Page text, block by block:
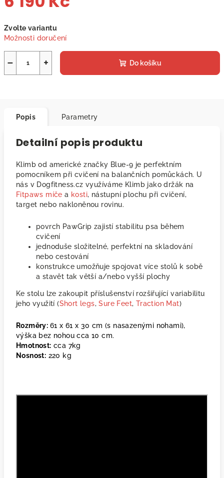
cena:
Zvolte variantu
Možnosti doručení
+
− Do košíku
Popis Parametry
Detailní popis produktu
Klimb od americké značky Blue-9 je perfektním
pomocníkem při cvičení na balančních pomůckách. U
nás v Dogfitness.cz využíváme Klimb jako držák na
Fitpaws míče a kosti, nástupní plochu při cvičení,
target nebo nakloněnou rovinu.
povrch PawGrip zajistí stabilitu psa během
cvičení
jednoduše složitelné, perfektní na skladování
nebo cestování
konstrukce umožňuje spojovat více stolů k sobě
a stavět tak větší a/nebo vyšší plochy
Ke stolu lze zakoupit příslušenství rozšiřující variabilitu
jeho využití (Short legs,Sure Feet, Traction Mat)
Rozměry: 61 x 61 x 30 cm (s nasazenými nohami),
výška bez nohou cca 10 cm.
Hmotnost: cca 7kg
Nosnost: 220 kg